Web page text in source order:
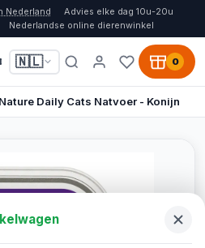
Nederland
Advies elke dag 10u-20u
Nederlandse online dierenwinkel
🇳🇱 0
Daily Cats Natvoer - Konijn